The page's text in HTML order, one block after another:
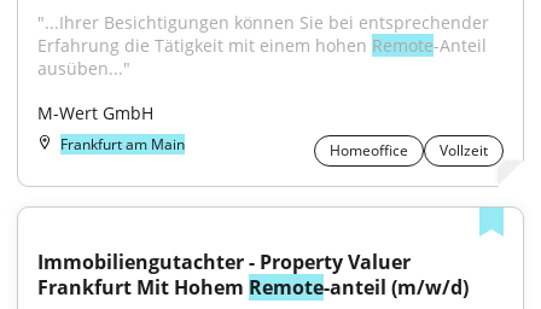
"...Ihrer Besichtigungen können Sie bei entsprechender
Erfahrung die Tätigkeit mit einem hohen Remote-Anteil
ausüben..."
M-Wert GmbH
Frankfurt am Main Homeoffice Vollzeit
Immobiliengutachter - Property Valuer
Frankfurt Mit Hohem Remote-anteil (m/w/d)